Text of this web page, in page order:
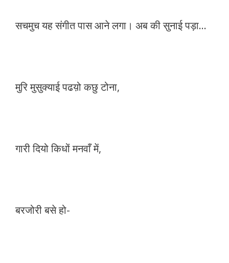
सचमुच यह संगीत पास आने लगा। अब की सुनाई पड़ा…
मुरि मुसुक्याई पढय़ो कछु टोना,
गारी दियो किधों मनवाँ में,
बरजोरी बसे हो-